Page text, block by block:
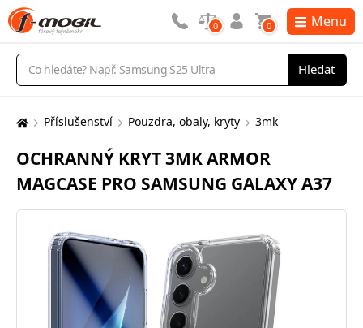
Vyhledávání
Hledat
0 0 Menu
Zde
nacházíte:
Příslušenství Pouzdra, obaly, kryty 3mk
OCHRANNÝ KRYT 3MK ARMOR
MAGCASE PRO SAMSUNG GALAXY A37